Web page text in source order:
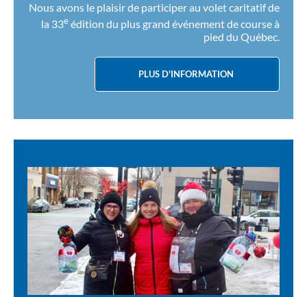
Nous avons le plaisir de participer au volet caritatif de
la 33eédition du plus grand événement de course à
pied du Québec.
PLUS D'INFORMATION